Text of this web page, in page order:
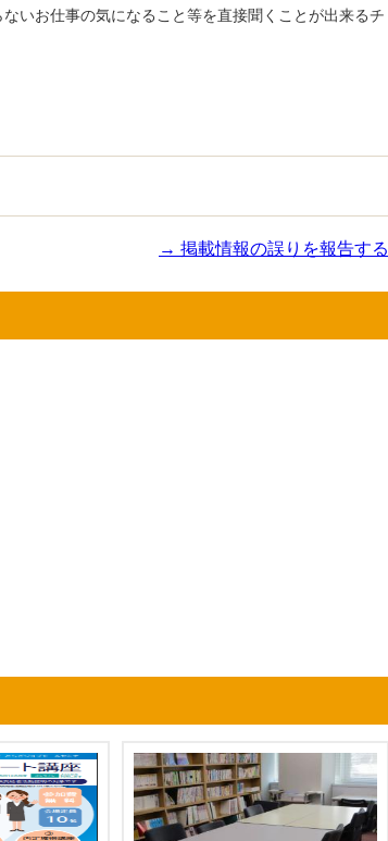
いお仕事の気になること等を直接聞くことが出来るチ
→ 掲載情報の誤りを報告する